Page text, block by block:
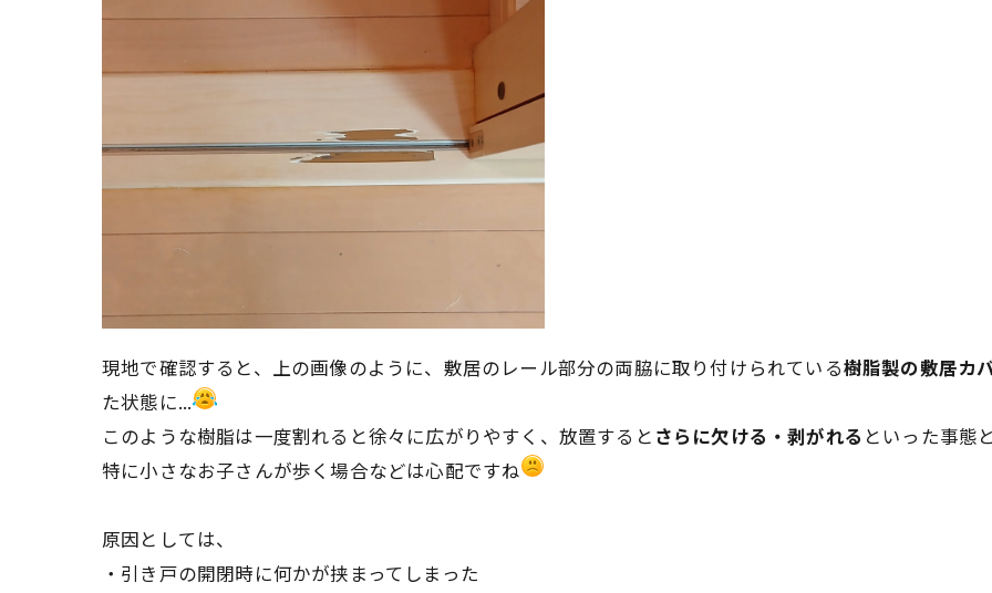
現地で確認すると、上の画像のように、敷居のレール部分の両脇に取り付けられている樹脂製の敷居カ
た状態に...
このような樹脂は一度割れると徐々に広がりやすく、放置すると さらに欠ける・剥がれる といった事態
特に小さなお子さんが歩く場合などは心配ですね
原因としては、
・引き戸の開閉時に何かが挟まってしまった